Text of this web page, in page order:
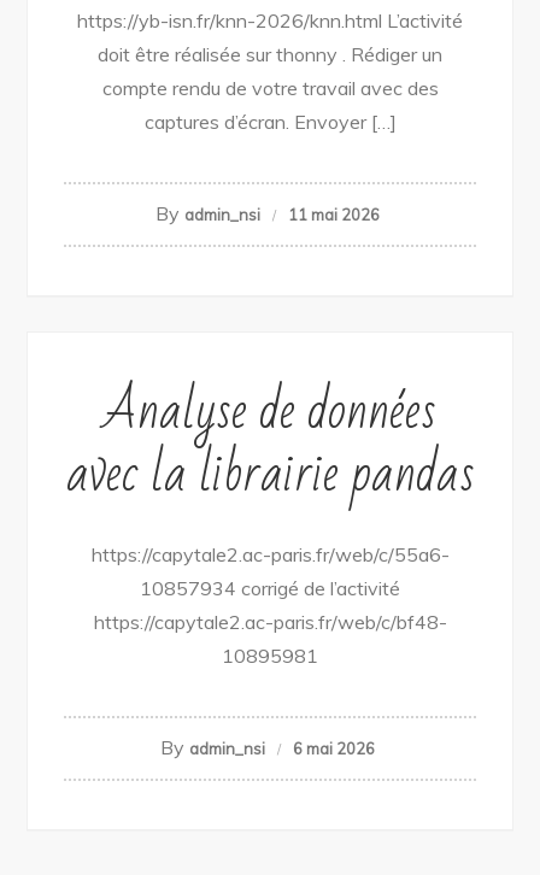
https://yb-isn.fr/knn-2026/knn.html L’activité
doit être réalisée sur thonny . Rédiger un
compte rendu de votre travail avec des
captures d’écran. Envoyer […]
By admin_nsi 11 mai 2026
Analyse de données
avec la librairie pandas
https://capytale2.ac-paris.fr/web/c/55a6-
10857934 corrigé de l’activité
https://capytale2.ac-paris.fr/web/c/bf48-
10895981
By admin_nsi 6 mai 2026